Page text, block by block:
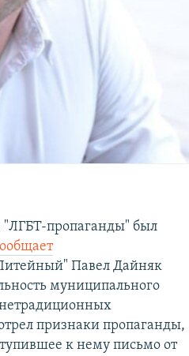
"ЛГБТ-пропаганды" был
Павел Дайняк
муниципального
признаки пропаганды,
к нему письмо от